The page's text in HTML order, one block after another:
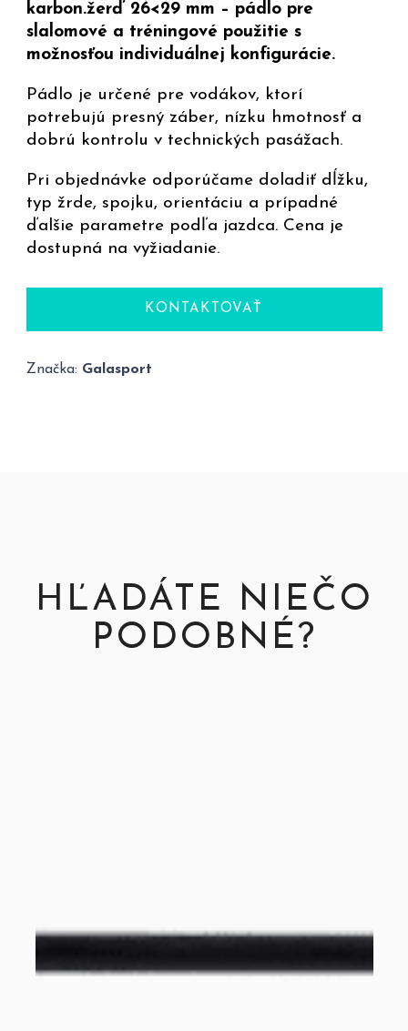
karbon.žerď 26<29 mm – pádlo pre
slalomové a tréningové použitie s
možnosťou individuálnej konfigurácie.
Pádlo je určené pre vodákov, ktorí
potrebujú presný záber, nízku hmotnosť a
dobrú kontrolu v technických pasážach.
Pri objednávke odporúčame doladiť dĺžku,
typ žrde, spojku, orientáciu a prípadné
ďalšie parametre podľa jazdca. Cena je
dostupná na vyžiadanie.
KONTAKTOVAŤ
Značka: Galasport
HĽADÁTE NIEČO
PODOBNÉ?